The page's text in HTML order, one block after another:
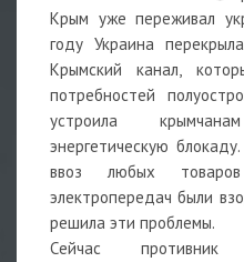
Крым уже переживал
году Украина
Крымский канал,
потребностей
устроила
энергетическую
ввоз любых
электропередач были
решила эти проблемы.
Сейчас противник